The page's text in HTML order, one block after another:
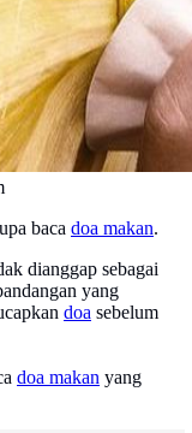
baca doa makan.
dianggap sebagai
yang
doa sebelum
doa makan yang